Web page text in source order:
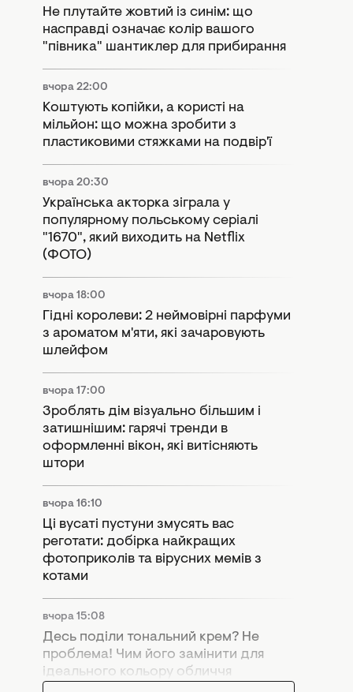
Не плутайте жовтий із синім: що
насправді означає колір вашого
"півника" шантиклер для прибирання
вчора 22:00
Коштують копійки, а користі на
мільйон: що можна зробити з
пластиковими стяжками на подвір'ї
вчора 20:30
Українська акторка зіграла у
популярному польському серіалі
"1670", який виходить на Netflix
(ФОТО)
вчора 18:00
Гідні королеви: 2 неймовірні парфуми
з ароматом м'яти, які зачаровують
шлейфом
вчора 17:00
Зроблять дім візуально більшим і
затишнішим: гарячі тренди в
оформленні вікон, які витісняють
штори
вчора 16:10
Ці вусаті пустуни змусять вас
реготати: добірка найкращих
фотоприколів та вірусних мемів з
котами
вчора 15:08
Десь поділи тональний крем? Не
проблема! Чим його замінити для
ідеального кольору обличчя